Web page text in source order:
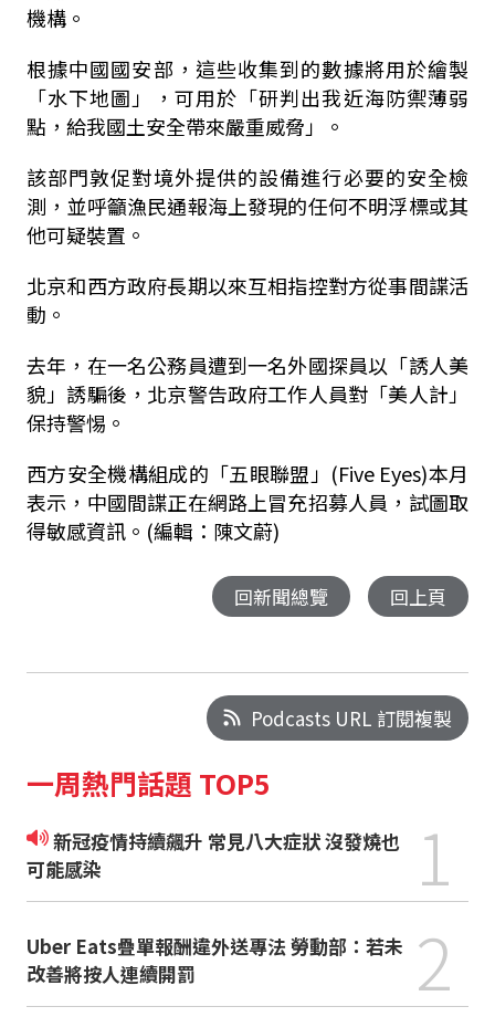
機構。
根據中國國安部，這些收集到的數據將用於繪製
「水下地圖」，可用於「研判出我近海防禦薄弱
點，給我國土安全帶來嚴重威脅」。
該部門敦促對境外提供的設備進行必要的安全檢
測，並呼籲漁民通報海上發現的任何不明浮標或其
他可疑裝置。
北京和西方政府長期以來互相指控對方從事間諜活
動。
去年，在一名公務員遭到一名外國探員以「誘人美
貌」誘騙後，北京警告政府工作人員對「美人計」
保持警惕。
西方安全機構組成的「五眼聯盟」(Five Eyes)本月
表示，中國間諜正在網路上冒充招募人員，試圖取
得敏感資訊。(編輯：陳文蔚)
回新聞總覽 回上頁
Podcasts URL 訂閱複製
一周熱門話題 TOP5
新冠疫情持續飆升 常見八大症狀 沒發燒也
可能感染
1
Uber Eats疊單報酬違外送專法 勞動部：若未
改善將按人連續開罰
2